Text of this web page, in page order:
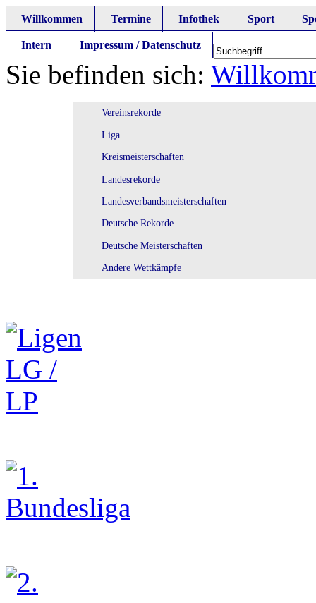
Willkommen Termine Infothek Sport
Intern Impressum / Datenschutz
Sie befinden sich:
Vereinsrekorde
Liga
Kreismeisterschaften
Landesrekorde
Landesverbandsmeisterschaften
Deutsche Rekorde
Deutsche Meisterschaften
Andere Wettkämpfe